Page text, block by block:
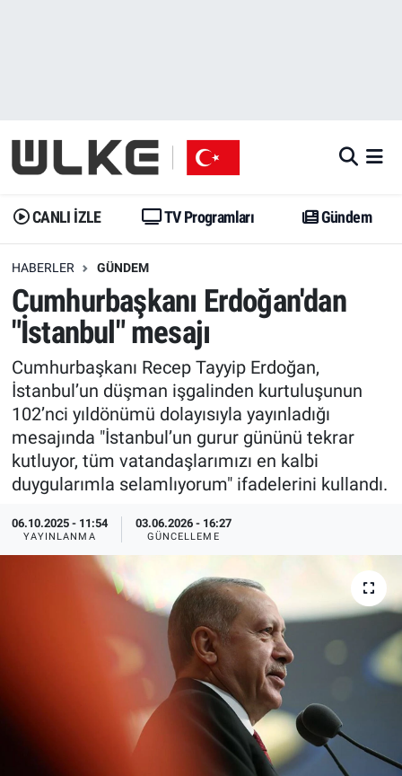
CANLI İZLE TV Programları Gündem
HABERLER GÜNDEM
Cumhurbaşkanı Erdoğan'dan
"İstanbul" mesajı
Cumhurbaşkanı Recep Tayyip Erdoğan,
İstanbul’un düşman işgalinden kurtuluşunun
102’nci yıldönümü dolayısıyla yayınladığı
mesajında "İstanbul’un gurur gününü tekrar
kutluyor, tüm vatandaşlarımızı en kalbi
duygularımla selamlıyorum" ifadelerini kullandı.
06.10.2025 - 11:54
YAYINLANMA
03.06.2026 - 16:27
GÜNCELLEME
Gündem
Dünya
Erişim Bilgileri
Ekonomi
Trend
Özel Haberler
Yazarlar
Gündem
Trend
Erişim Bilgileri
Spor
Ekonomi
Dünya
Medya
Özel Haberler
Erişim Bilgileri
İstanbul Namaz Vakitleri
Trafik Durumu
Erişim Bilgileri
Tüm Manşetler
Son Dakika Haberleri
Haber Arşivi